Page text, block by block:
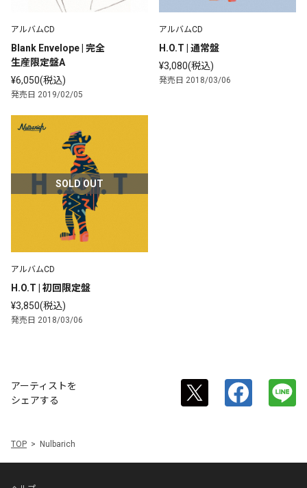
アルバムCD
Blank Envelope | 完全
生産限定盤A
¥6,050(税込)
発売日 2019/02/05
アルバムCD
H.O.T | 通常盤
¥3,080(税込)
発売日 2018/03/06
SOLD OUT
アルバムCD
H.O.T | 初回限定盤
¥3,850(税込)
発売日 2018/03/06
アーティストを
シェアする
TOP Nulbarich